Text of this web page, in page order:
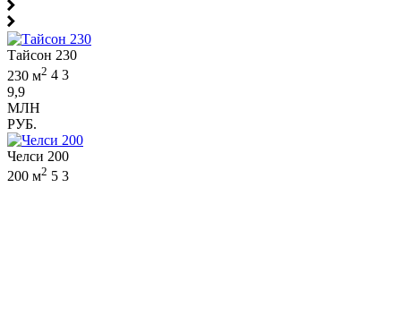
Тайсон 230
230 м2 4 3
9,9
МЛН
РУБ.
Челси 200
200 м2 5 3